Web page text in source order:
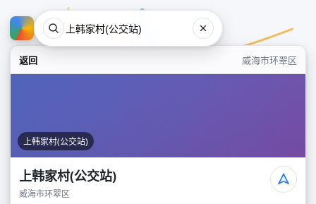
返回 威海市环翠区
上韩家村(公交站)
上韩家村(公交站)
威海市环翠区